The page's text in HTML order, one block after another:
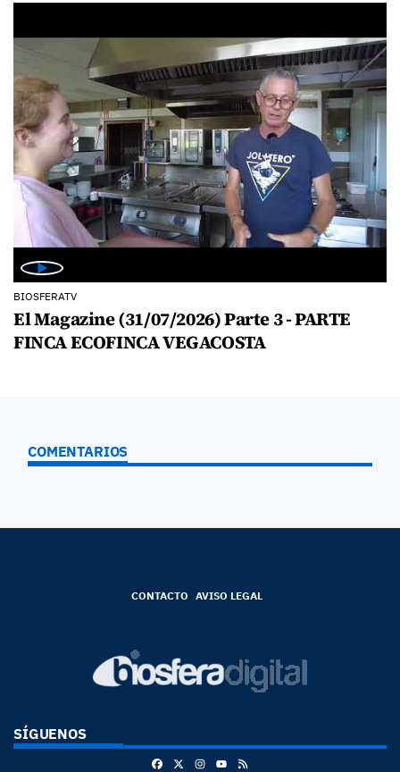
BIOSFERATV
El Magazine (31/07/2026) Parte 3 - PARTE
FINCA ECOFINCA VEGACOSTA
COMENTARIOS
CONTACTO AVISO LEGAL
SÍGUENOS
FacebookInstagram